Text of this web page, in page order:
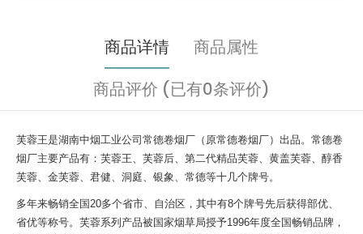
商品详情
商品属性
商品评价 (已有0条评价)
芙蓉王是湖南中烟工业公司常德卷烟厂（原常德卷烟厂）出品。常德卷
烟厂主要产品有：芙蓉王、芙蓉后、第二代精品芙蓉、黄盖芙蓉、醇香
芙蓉、金芙蓉、君健、洞庭、银象、常德等十几个牌号。
多年来畅销全国20多个省市、自治区，其中有8个牌号先后获得部优、
省优等称号。芙蓉系列产品被国家烟草局授予1996年度全国畅销品牌，